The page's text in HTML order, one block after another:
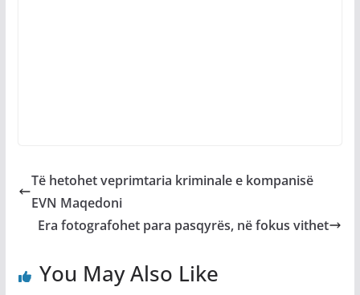
Të hetohet veprimtaria kriminale e kompanisë
EVN Maqedoni
Era fotografohet para pasqyrës, në fokus vithet
You May Also Like